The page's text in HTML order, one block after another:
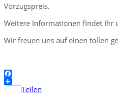
Vorzugspreis.
Weitere Informationen findet Ihr
Wir freuen uns auf einen tollen
Facebook
Teilen